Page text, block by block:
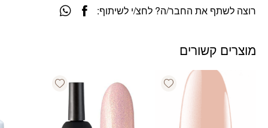
רוצה לשתף את החבר/ה? לחצ/י לשיתוף:
מוצרים קשורים
Add wishlist
Add wishlist